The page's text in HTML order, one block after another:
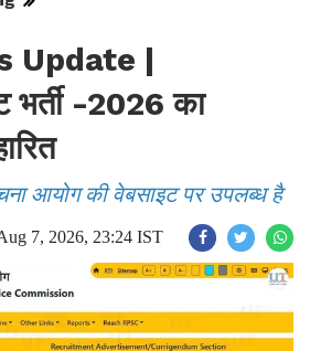
Update |
भर्ती -2026 का
आयोग की वेबसाइट पर उपलब्ध है
Aug 7, 2026, 23:24 IST